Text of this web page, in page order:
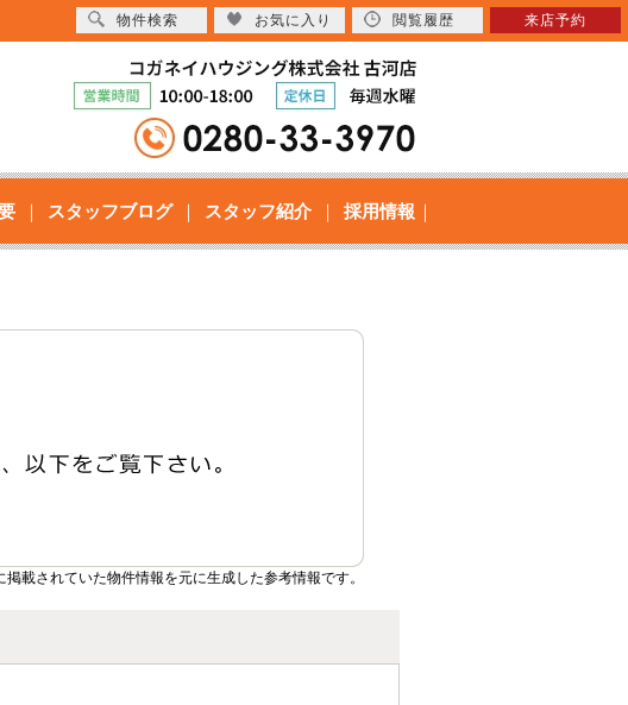
スタッフブログ スタッフ紹介 採用情報
載されていた物件情報を元に生成した参考情報です。
物件検索 お気に入り 閲覧履歴 来店予約